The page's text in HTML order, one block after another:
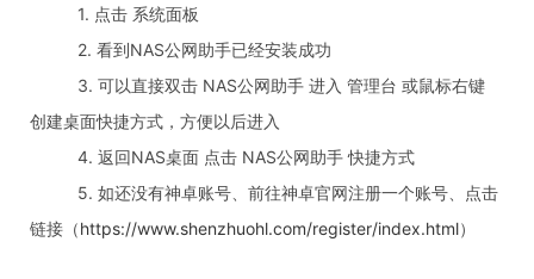
1. 点击 系统面板
2. 看到NAS公网助手已经安装成功
3. 可以直接双击 NAS公网助手 进入 管理台 或鼠标右键
创建桌面快捷方式，方便以后进入
4. 返回NAS桌面 点击 NAS公网助手 快捷方式
5. 如还没有神卓账号、前往神卓官网注册一个账号、点击
链接（https://www.shenzhuohl.com/register/index.html）